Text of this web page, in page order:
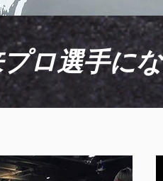
ロ選手に